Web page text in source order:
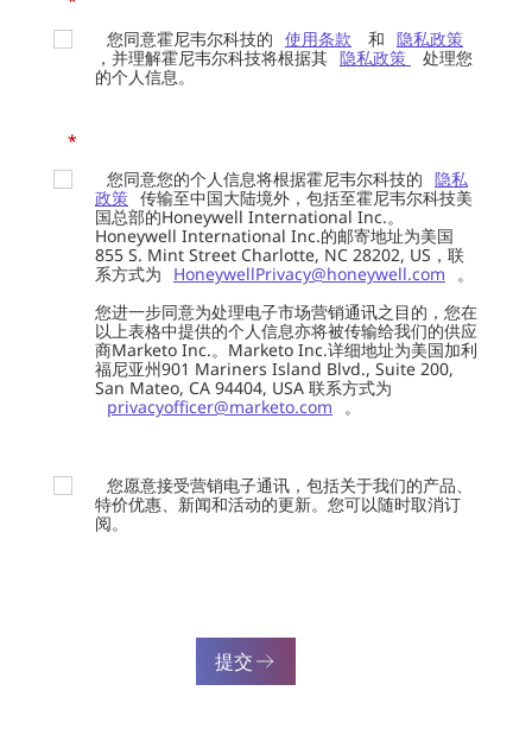
您同意霍尼韦尔科技的 使用条款 和 隐私政策
，并理解霍尼韦尔科技将根据其 隐私政策
处理您
的个人信息。
*
您同意您的个人信息将根据霍尼韦尔科技的 隐私
政策 传输至中国大陆境外，包括至霍尼韦尔科技美
国总部的Honeywell International Inc.。
Honeywell International Inc.的邮寄地址为美国
855 S. Mint Street Charlotte, NC 28202, US，联
系方式为
HoneywellPrivacy@honeywell.com
。
您进一步同意为处理电子市场营销通讯之目的，您在
以上表格中提供的个人信息亦将被传输给我们的供应
商Marketo Inc.。Marketo Inc.详细地址为美国加利
福尼亚州901 Mariners Island Blvd., Suite 200,
San Mateo, CA 94404, USA 联系方式为
privacyofficer@marketo.com
。
您愿意接受营销电子通讯，包括关于我们的产品、
特价优惠、新闻和活动的更新。您可以随时取消订
阅。
提交